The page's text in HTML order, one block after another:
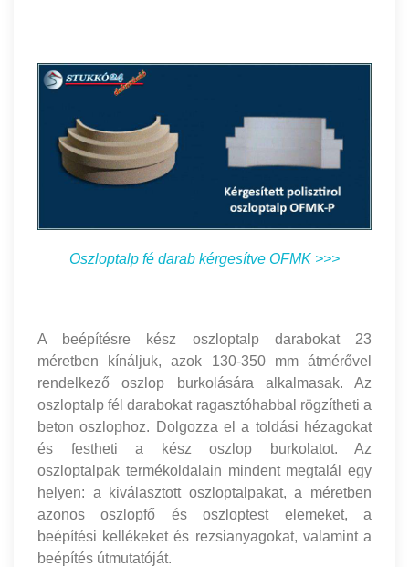
Oszloptalp fé darab kérgesítve OFMK >>>
A beépítésre kész oszloptalp darabokat 23
méretben kínáljuk, azok 130-350 mm átmérővel
rendelkező oszlop burkolására alkalmasak. Az
oszloptalp fél darabokat ragasztóhabbal rögzítheti a
beton oszlophoz. Dolgozza el a toldási hézagokat
és festheti a kész oszlop burkolatot. Az
oszloptalpak termékoldalain mindent megtalál egy
helyen: a kiválasztott oszloptalpakat, a méretben
azonos oszlopfő és oszloptest elemeket, a
beépítési kellékeket és rezsianyagokat, valamint a
beépítés útmutatóját.